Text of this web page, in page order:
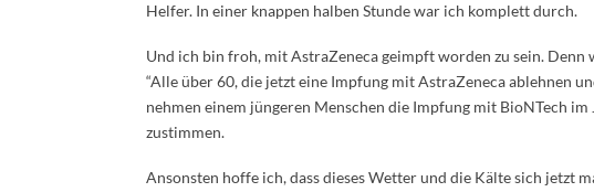
Helfer. In einer knappen halben Stunde war ich komplett durch.
Und ich bin froh, mit AstraZeneca geimpft worden zu sein.
“Alle über 60, die jetzt eine Impfung mit AstraZeneca ablehnen
nehmen einem jüngeren Menschen die Impfung mit BioNTech
zustimmen.
Ansonsten hoffe ich, dass dieses Wetter und die Kälte sich jetzt